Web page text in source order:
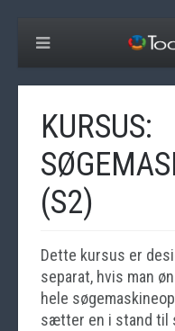
KURSUS:
(S2)
Dette kursus er
separat, hvis man
hele
sætter en i stand til